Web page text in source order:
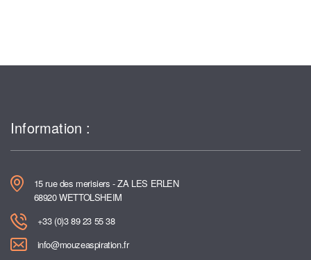
Information :
15 rue des merisiers - ZA LES ERLEN
68920 WETTOLSHEIM
+33 (0)3 89 23 55 38
info@mouzeaspiration.fr